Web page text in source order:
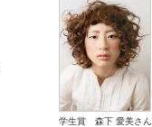
学生賞 森下 愛美さん